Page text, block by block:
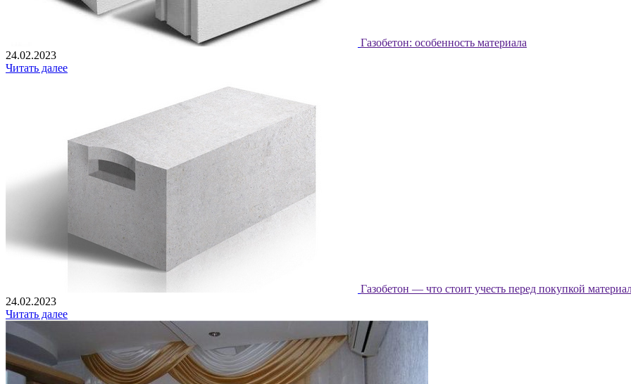
Газобетон: особенность материала
24.02.2023
Читать далее
Газобетон — что стоит учесть перед покупкой
24.02.2023
Читать далее